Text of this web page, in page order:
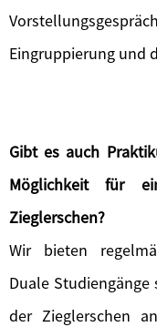
Eingruppierung und
Gibt es auch
Möglichkeit für
Zieglerschen?
Wir bieten
Duale
der Zieglerschen